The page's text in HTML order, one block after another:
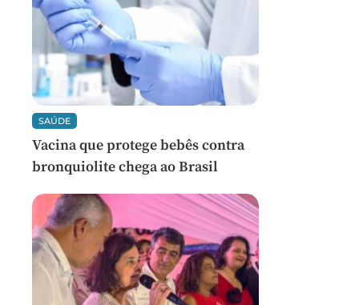
SAÚDE
Vacina que protege bebês contra
bronquiolite chega ao Brasil